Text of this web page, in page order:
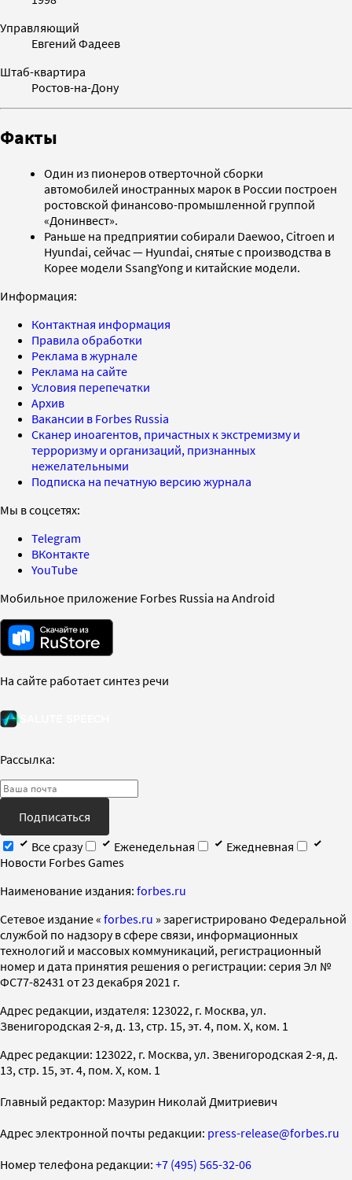
Управляющий
Евгений Фадеев
Штаб-квартира
Ростов-на-Дону
Факты
Один из пионеров отверточной сборки
автомобилей иностранных марок в России построен
ростовской финансово-промышленной группой
«Донинвест».
Раньше на предприятии собирали Daewoo, Citroen и
Hyundai, сейчас — Hyundai, снятые с производства в
Корее модели SsangYong и китайские модели.
Информация:
Контактная информация
Правила обработки
Реклама в журнале
Реклама на сайте
Условия перепечатки
Архив
Вакансии в Forbes Russia
Сканер иноагентов, причастных к экстремизму и
терроризму и организаций, признанных
нежелательными
Подписка на печатную версию журнала
Мы в соцсетях:
Telegram
ВКонтакте
YouTube
Мобильное приложение Forbes Russia на Android
На сайте работает синтез речи
Рассылка:
Подписаться
Все сразу
Еженедельная
Ежедневная
Новости Forbes Games
Наименование издания: forbes.ru
Cетевое издание « forbes.ru » зарегистрировано Федеральной
службой по надзору в сфере связи, информационных
технологий и массовых коммуникаций, регистрационный
номер и дата принятия решения о регистрации: серия Эл №
ФС77-82431 от 23 декабря 2021 г.
Адрес редакции, издателя: 123022, г. Москва, ул.
Звенигородская 2-я, д. 13, стр. 15, эт. 4, пом. X, ком. 1
Адрес редакции: 123022, г. Москва, ул. Звенигородская 2-я, д.
13, стр. 15, эт. 4, пом. X, ком. 1
Главный редактор: Мазурин Николай Дмитриевич
Адрес электронной почты редакции: press-release@forbes.ru
Номер телефона редакции: +7 (495) 565-32-06